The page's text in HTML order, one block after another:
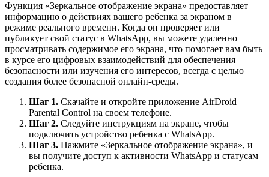
Функция «Зеркальное отображение экрана» предоставляет
информацию о действиях вашего ребенка за экраном в
режиме реального времени. Когда он проверяет или
публикует свой статус в WhatsApp, вы можете удаленно
просматривать содержимое его экрана, что помогает вам быть
в курсе его цифровых взаимодействий для обеспечения
безопасности или изучения его интересов, всегда с целью
создания более безопасной онлайн-среды.
Шаг 1. Скачайте и откройте приложение AirDroid
Parental Control на своем телефоне.
Шаг 2. Следуйте инструкциям на экране, чтобы
подключить устройство ребенка с WhatsApp.
Шаг 3. Нажмите «Зеркальное отображение экрана», и
вы получите доступ к активности WhatsApp и статусам
ребенка.